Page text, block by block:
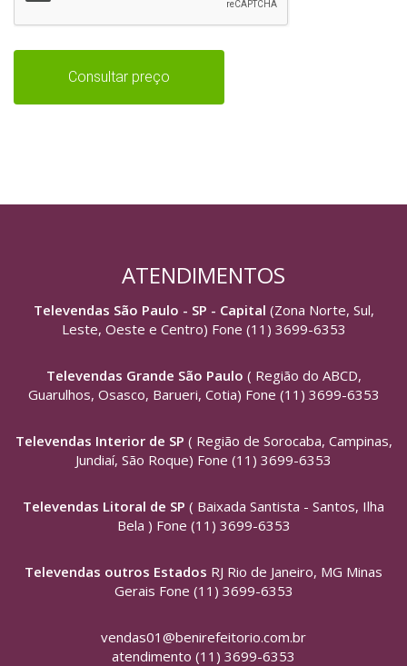
Consultar preço
ATENDIMENTOS
Televendas São Paulo - SP - Capital (Zona Norte, Sul,
Leste, Oeste e Centro) Fone (11) 3699-6353
Televendas Grande São Paulo ( Região do ABCD,
Guarulhos, Osasco, Barueri, Cotia) Fone (11) 3699-6353
Televendas Interior de SP ( Região de Sorocaba, Campinas,
Jundiaí, São Roque) Fone (11) 3699-6353
Televendas Litoral de SP ( Baixada Santista - Santos, Ilha
Bela ) Fone (11) 3699-6353
Televendas outros Estados RJ Rio de Janeiro, MG Minas
Gerais Fone (11) 3699-6353
vendas01@benirefeitorio.com.br
atendimento (11) 3699-6353